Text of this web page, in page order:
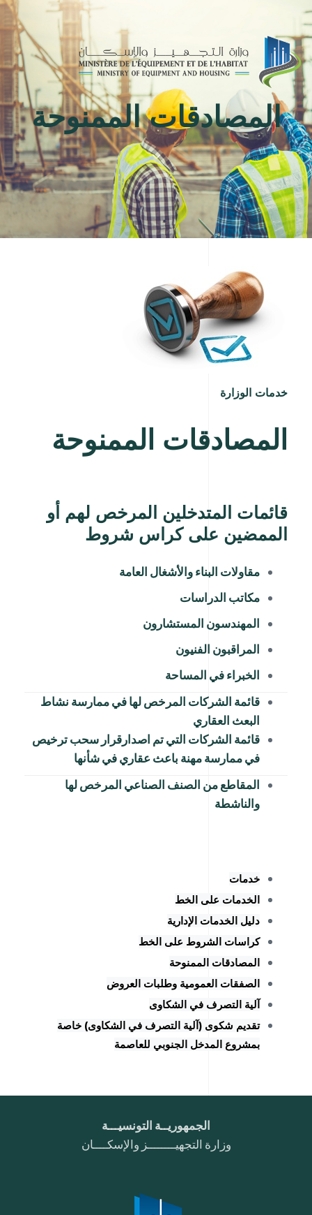
Toggle
navigation
المصادقات الممنوحة
خدمات
الخدمات على الخط
دليل الخدمات الإدارية
كراسات الشروط على الخط
المصادقات الممنوحة
الصفقات العمومية وطلبات العروض
آلية التصرف في الشكاوى
تقديم شكوى (آلية التصرف في الشكاوى) خاصة
بمشروع المدخل الجنوبي للعاصمة
خدمات الوزارة
المصادقات الممنوحة
قائمات المتدخلين المرخص لهم أو
الممضين على كراس شروط
مقاولات البناء والأشغال العامة
مكاتب الدراسات
المهندسون المستشارون
المراقبون الفنيون
الخبراء في المساحة
قائمة الشركات المرخص لها في ممارسة نشاط
البعث العقاري
قائمة الشركات التي تم اصدارقرار سحب ترخيص
في ممارسة مهنة باعث عقاري في شأنها
المقاطع من الصنف الصناعي المرخص لها
والناشطة
الجمهوريــة التونسيـــة
وزارة التجهيــــــــز والإسكــــان